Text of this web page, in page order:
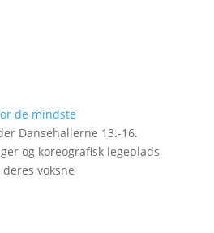
de mindste
Dansehallerne 13.-16.
og koreografisk legeplads
voksne